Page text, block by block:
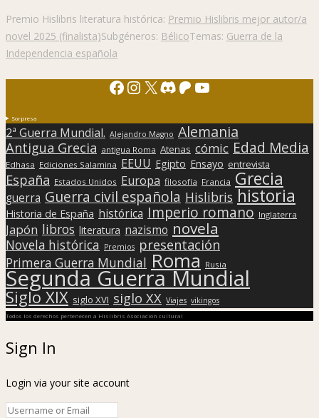
Premio Hislibris literatura histórica: Premio Hislibris mejor autor/a
novel 2025 (finalista)Subgéneros: BélicoTemas: Guerra de la
Independencia española
Facebook
Instagram
X Discord
Patreon
YouTube
Sorpresa
2ª Guerra Mundial. Alejandro Magno Alemania
Antigua Grecia antigua Roma Atenas cómic Edad Media
Edhasa Ediciones Salamina EEUU Egipto Ensayo entrevista
España Estados Unidos Europa filosofía Francia Grecia
guerra Guerra civil española Hislibris historia
Historia de España histórica Imperio romano Inglaterra
Japón libros literatura nazismo novela
Novela histórica Premios presentación
Primera Guerra Mundial Roma Rusia
Segunda Guerra Mundial
Siglo XIX siglo XVI siglo XX Viajes vikingos
Todos los derechos pertenecen a Hislibris Asociación cultural
Sign In
Login via your site account